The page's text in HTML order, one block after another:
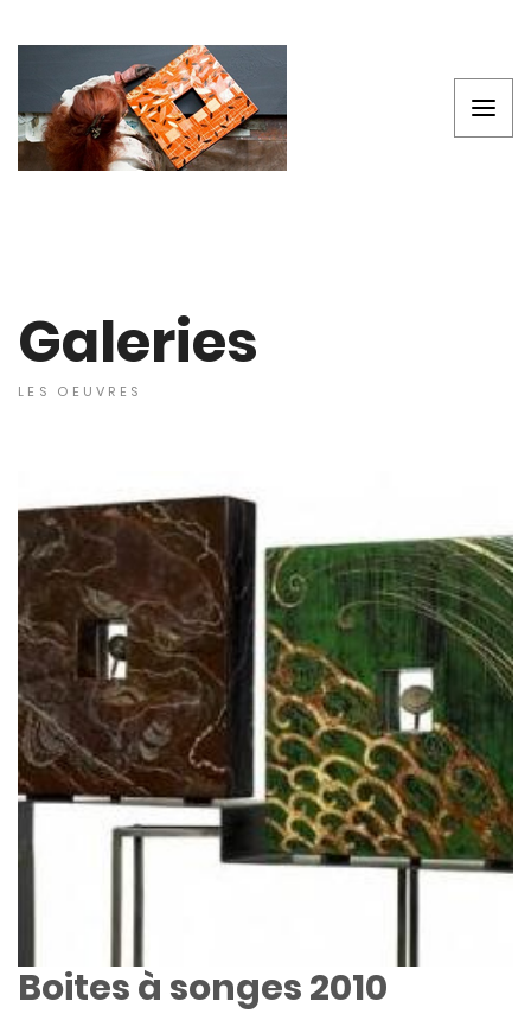
Galeries
LES OEUVRES
Boites à songes 2010